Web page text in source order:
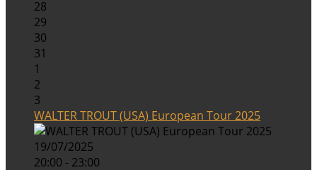
28
29
30
31
1
2
3
WALTER TROUT (USA) European Tour 2025
19/07/2025
20:00 - 23:00